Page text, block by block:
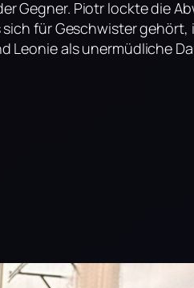
Gegner. Piotr lockte die
für Geschwister
als unermüdliche